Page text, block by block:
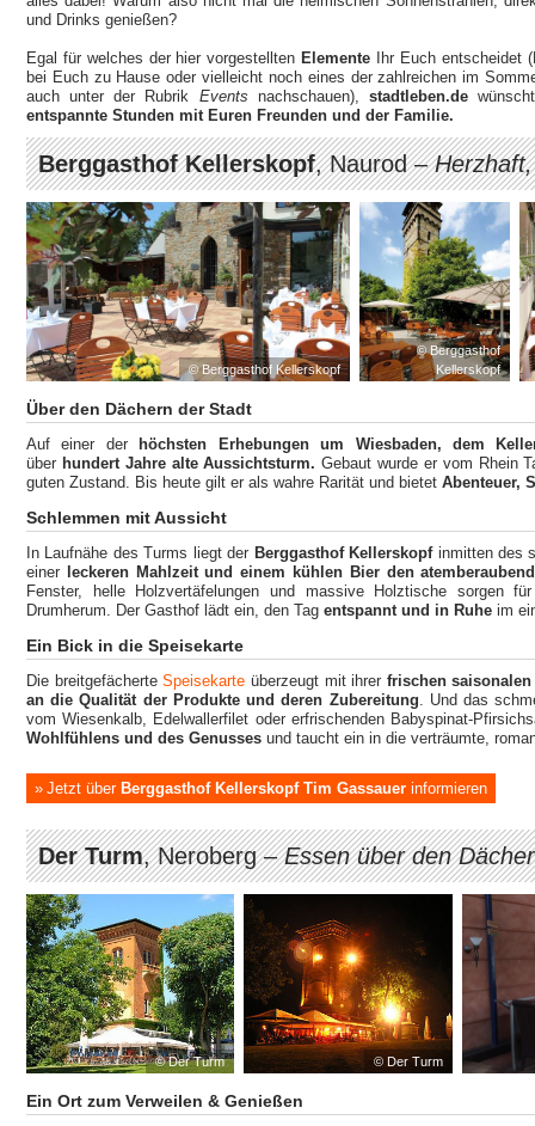
und Drinks genießen?
Egal für welches der hier vorgestelltenElemente Ihr Euch entscheidet
bei Euch zu Hause oder vielleicht noch eines der zahlreichen im
auch unter der Rubrik Events nachschauen), stadtleben.de
entspannte Stunden mit Euren Freunden und der Familie.
Berggasthof Kellerskopf, Naurod –
© Berggasthof Kellerskopf
© Berggasthof
Kellerskopf
Über den Dächern der Stadt
Auf einer der höchsten Erhebungen um Wiesbaden, dem
über hundert Jahre alte Aussichtsturm.Gebaut wurde er vom Rhein
guten Zustand. Bis heute gilt er als wahre Rarität und bietet Abenteuer,
Schlemmen mit Aussicht
In Laufnähe des Turms liegt der Berggasthof Kellerskopfinmitten des
einer leckeren Mahlzeit und einem kühlen Bier den
Fenster, helle Holzvertäfelungen und massive Holztische sorgen für
Drumherum. Der Gasthof lädt ein, den Tag entspannt und in Ruhe im
Ein Bick in die Speisekarte
Die breitgefächerteSpeisekarte überzeugt mit ihrer frischen
an die Qualität der Produkte und deren Zubereitung . Und das
vom Wiesenkalb, Edelwallerfilet oder erfrischenden Babyspinat-
Wohlfühlens und des Genusses und taucht ein in die verträumte,
Jetzt über Berggasthof Kellerskopf Tim Gassauer informieren
Der Turm, Neroberg –Essen über den
© Der Turm © Der Turm
Ein Ort zum Verweilen & Genießen